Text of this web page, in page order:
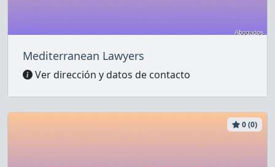
Mediterranean Lawyers
Ver dirección y datos de contacto
0 (0)